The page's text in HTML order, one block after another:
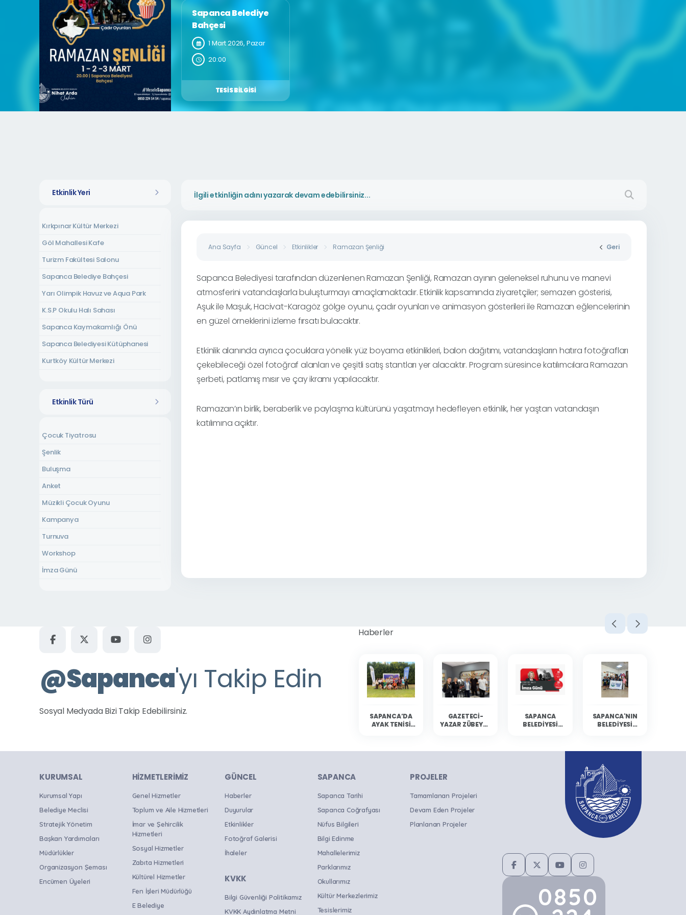
Sapanca Belediye
Bahçesi
1 Mart 2026, Pazar
20:00
TESIS BILGISI
Etkinlik Yeri
Kırkpınar Kültür Merkezi
Göl Mahallesi Kafe
Turizm Fakültesi Salonu
Sapanca Belediye Bahçesi
Yarı Olimpik Havuz ve Aqua Park
K.S.P Okulu Halı Sahası
Sapanca Kaymakamlığı Önü
Sapanca Belediyesi Kütüphanesi
Kurtköy Kültür Merkezi
Gazipaşa Kültür Evi
Etkinlik Türü
Çocuk Tiyatrosu
Şenlik
Buluşma
Anket
Müzikli Çocuk Oyunu
Kampanya
Turnuva
Workshop
İmza Günü
Çocuk Atölyesi
Panel
Program
Spor
Panayır
Şölen
Tanıtım Toplantısı
Tiyatro
Tören
Ana Sayfa Güncel Etkinlikler Ramazan Şenliği Geri
Sapanca Belediyesi tarafından düzenlenen Ramazan Şenliği, Ramazan ayının geleneksel ruhunu ve manevi
atmosferini vatandaşlarla buluşturmayı amaçlamaktadır. Etkinlik kapsamında ziyaretçiler; semazen gösterisi,
Aşuk ile Maşuk, Hacivat-Karagöz gölge oyunu, çadır oyunları ve animasyon gösterileri ile Ramazan eğlencelerinin
en güzel örneklerini izleme fırsatı bulacaktır.
Etkinlik alanında ayrıca çocuklara yönelik yüz boyama etkinlikleri, balon dağıtımı, vatandaşların hatıra fotoğrafları
çekebileceği özel fotoğraf alanları ve çeşitli satış stantları yer alacaktır. Program süresince katılımcılara Ramazan
şerbeti, patlamış mısır ve çay ikramı yapılacaktır.
Ramazan’ın birlik, beraberlik ve paylaşma kültürünü yaşatmayı hedefleyen etkinlik, her yaştan vatandaşın
katılımına açıktır.
@Sapanca'yı Takip Edin
Sosyal Medyada Bizi Takip Edebilirsiniz.
Haberler
SAPANCA’DA
AYAK TENISI
GAZETECI-
YAZAR ZÜBEYDE
SAPANCA
BELEDIYESI
SAPANCA'NIN
BELEDIYESI
KURUMSAL
Kurumsal Yapı
Belediye Meclisi
Stratejik Yönetim
Başkan Yardımcıları
Müdürlükler
Organizasyon Şeması
Encümen Üyeleri
HIZMETLERIMIZ
Genel Hizmetler
Toplum ve Aile Hizmetleri
İmar ve Şehircilik
Hizmetleri
Sosyal Hizmetler
Zabıta Hizmetleri
Kültürel Hizmetler
Fen İşleri Müdürlüğü
E Belediye
GÜNCEL
Haberler
Duyurular
Etkinlikler
Fotoğraf Galerisi
İhaleler
KVKK
Bilgi Güvenliği Politikamız
KVKK Aydınlatma Metni
SAPANCA
Sapanca Tarihi
Sapanca Coğrafyası
Nüfus Bilgileri
Bilgi Edinme
Mahallelerimiz
Parklarımız
Okullarımız
Kültür Merkezlerimiz
Tesislerimiz
PROJELER
Tamamlanan Projeleri
Devam Eden Projeler
Planlanan Projeler
0850